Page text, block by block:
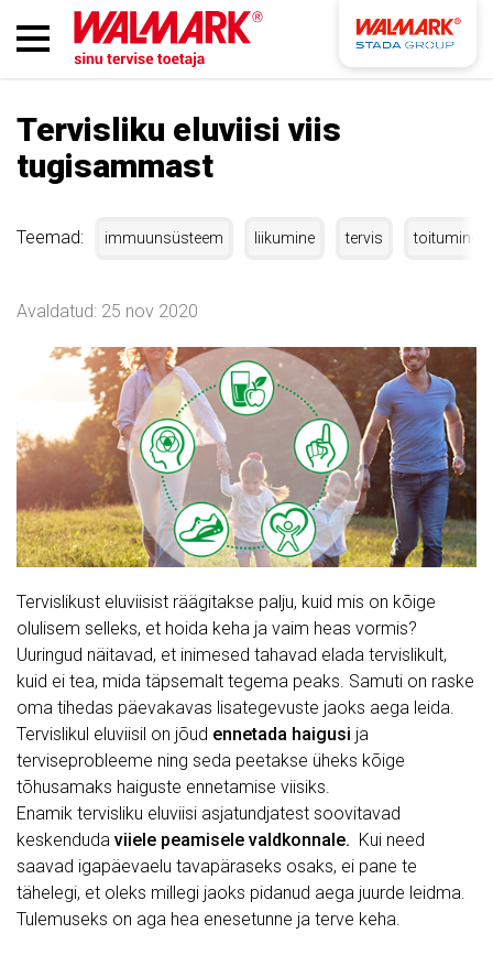
Tervisliku eluviisi viis
tugisammast
Teemad: immuunsüsteem liikumine tervis toitumine
Avaldatud: 25 nov 2020
Tervislikust eluviisist räägitakse palju, kuid mis on kõige
olulisem selleks, et hoida keha ja vaim heas vormis?
Uuringud näitavad, et inimesed tahavad elada tervislikult,
kuid ei tea, mida täpsemalt tegema peaks. Samuti on raske
oma tihedas päevakavas lisategevuste jaoks aega leida.
Tervislikul eluviisil on jõud ennetada haigusi ja
terviseprobleeme ning seda peetakse üheks kõige
tõhusamaks haiguste ennetamise viisiks.
Enamik tervisliku eluviisi asjatundjatest soovitavad
keskenduda viiele peamisele valdkonnale. Kui need
saavad igapäevaelu tavapäraseks osaks, ei pane te
tähelegi, et oleks millegi jaoks pidanud aega juurde leidma.
Tulemuseks on aga hea enesetunne ja terve keha.